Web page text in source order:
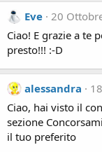
Eve 20
Ciao! E grazie a te
presto!!! :-D
alessandra
Ciao, hai visto il
sezione
il tuo preferito